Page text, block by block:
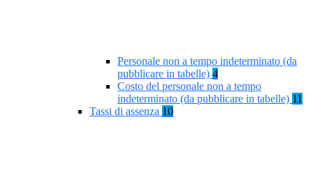
Personale non a tempo indeterminato (da
pubblicare in tabelle) 4
Costo del personale non a tempo
indeterminato (da pubblicare in tabelle) 11
Tassi di assenza 10